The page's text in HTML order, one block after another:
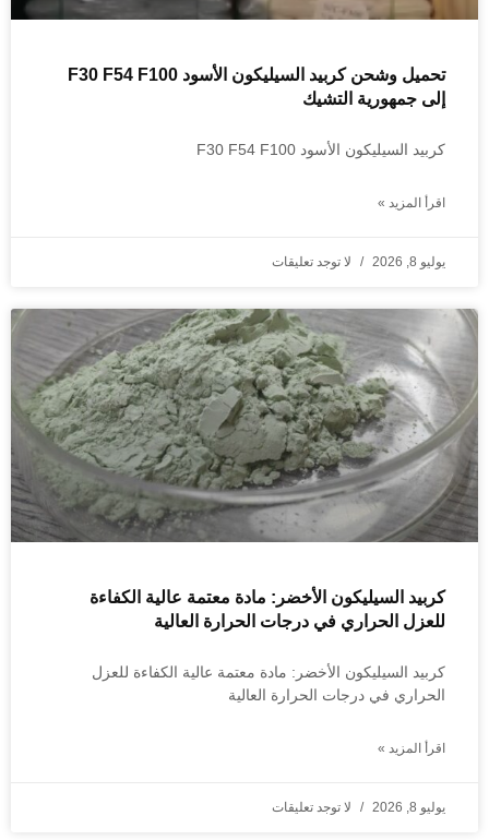
تحميل وشحن كربيد السيليكون الأسود F30 F54 F100
إلى جمهورية التشيك
كربيد السيليكون الأسود F30 F54 F100
اقرأ المزيد »
يوليو 8, 2026 لا توجد تعليقات
كربيد السيليكون الأخضر: مادة معتمة عالية الكفاءة
للعزل الحراري في درجات الحرارة العالية
كربيد السيليكون الأخضر: مادة معتمة عالية الكفاءة للعزل
الحراري في درجات الحرارة العالية
اقرأ المزيد »
يوليو 8, 2026 لا توجد تعليقات